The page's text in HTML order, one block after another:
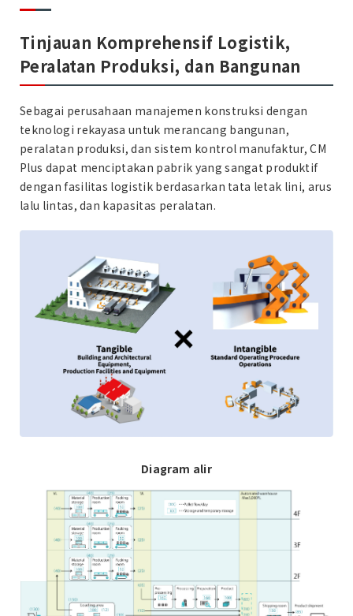
Tinjauan Komprehensif Logistik,
Peralatan Produksi, dan Bangunan
Sebagai perusahaan manajemen konstruksi dengan
teknologi rekayasa untuk merancang bangunan,
peralatan produksi, dan sistem kontrol manufaktur, CM
Plus dapat menciptakan pabrik yang sangat produktif
dengan fasilitas logistik berdasarkan tata letak lini, arus
lalu lintas, dan kapasitas peralatan.
Diagram alir